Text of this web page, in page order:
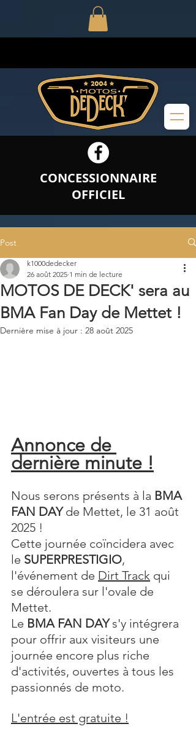
CONCESSIONNAIRE
OFFICIEL
Post
MOTOS DE DECK' sera au
BMA Fan Day de Mettet !
k1000dedecker
26 août 2025 1 min de lecture
Dernière mise à jour : 28 août 2025
Annonce de
dernière minute !
Nous serons présents à la BMA
FAN DAY de Mettet, le 31 août
2025 !
Cette journée coïncidera avec
le SUPERPRESTIGIO,
l'événement de Dirt Track qui
se déroulera sur l'ovale de
Mettet.
Le BMA FAN DAY s'y intégrera
pour offrir aux visiteurs une
journée encore plus riche
d'activités, ouvertes à tous les
passionnés de moto.
L'entrée est gratuite !